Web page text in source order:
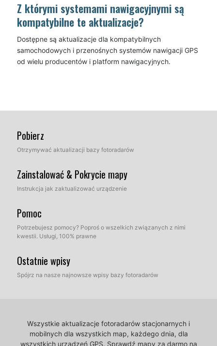
Z którymi systemami nawigacyjnymi są
kompatybilne te aktualizacje?
Dostępne są aktualizacje dla kompatybilnych
samochodowych i przenośnych systemów nawigacji GPS
od wielu producentów i platform nawigacyjnych.
Pobierz
Otrzymywać aktualizacji bazy fotoradarów
Zainstalować & Pokrycie mapy
Instrukcja jak zaktualizować urządzenie
Pomoc
Potrzebujesz pomocy? Poproś o wszelkich związanych z nimi
kwestii. Usługi, 100% prawne
Ostatnie wpisy
Spójrz na nasze najnowsze wpisy bazy fotoradarów
Wszystkie aktualizacje fotoradarów stacjonarnych i
mobilnych dla wszystkich map, każdego dnia, dla
wszystkich urządzeń GPS. Sprawdź mapy za darmo na